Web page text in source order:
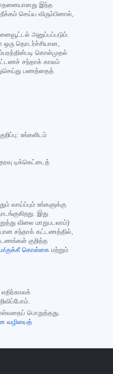
இந்த
செய்ய விரும்பினால்,
அனுப்பப்படும்.
ஒரு தொடர்ச்சியான,
கொள்முதல்
சந்தாக் காலம்
பணத்தைத்
உங்களிடம்
டிக்கெட்டைத்
வாய்ப்பும் உங்களுக்கு
இது
விலை மாறுபடலாம்)
சந்தாக் கட்டணத்தில்,
குறித்த
குக்கீ கொள்கை மற்றும்
பொறுத்தது.
வழியைத்